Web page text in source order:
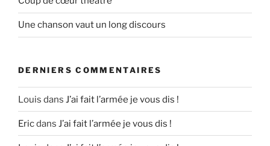
Une chanson vaut un long discours
DERNIERS COMMENTAIRES
Louis dans J’ai fait l’armée je vous dis !
Ericdans J’ai fait l’armée je vous dis !